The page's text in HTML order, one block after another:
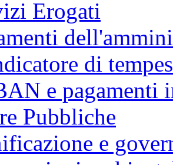
Erogati
di
e pagamenti
Pubbliche
e